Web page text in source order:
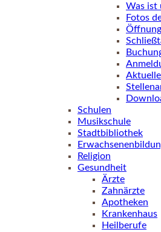
Was ist
Fotos
Schulen
Musikschule
Stadtbibliothek
Religion
Gesundheit
Ärzte
Zahnärzte
Apotheken
Krankenhaus
Heilberufe